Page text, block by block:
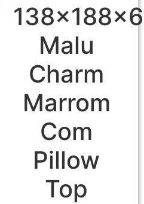
Malu
Charm
Marrom
Com
Pillow
Top